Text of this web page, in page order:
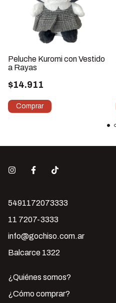
Peluche Kuromi con Vestido
a Rayas
$14.911
5491172073333
11 7207-3333
info@gochiso.com.ar
Balcarce 1322
¿Quiénes somos?
¿Cómo comprar?